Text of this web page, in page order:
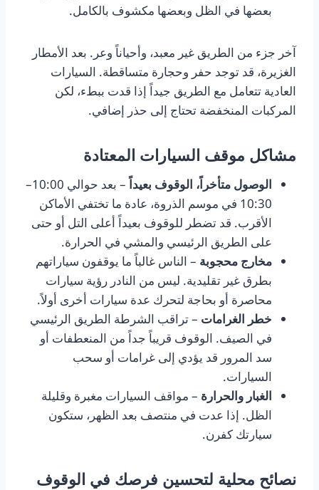
بعضها في الظل وبعضها مكشوف بالكامل.
آخر جزء من الطريق غير معبد، وأحياناً وعر. بعد الأمطار
الغزيرة، قد توجد حفر وحجارة متساقطة. السيارات
العادية تتعامل مع الطريق جيداً إذا قدت ببطء، لكن
المركبات المنخفضة تحتاج إلى حذر إضافي.
مشاكل موقف السيارات المعتادة
الوصول متأخراً، الوقوف بعيداً
– بعد حوالي 10:00–
10:30 في موسم الذروة، عادة ما تختفي الأماكن
الأقرب. قد تضطر للوقوف بعيداً أعلى التل أو حتى
على الطريق الرئيسي والمشي في الحرارة.
مخارج محجوبة – الناس غالباً ما يوقفون سياراتهم
بطرق غير تقليدية. ليس من النادر رؤية سيارات
محاصرة أو بحاجة لتحرك عدة سيارات أخرى أولاً.
خطر الغرامات – تراقب الشرطة الطريق الرئيسي
في الصيف. الوقوف قريباً جداً من المنعطفات أو
سد المرور قد يؤدي إلى غرامات أو سحب
السيارات.
الغبار والحرارة – مواقف السيارات مغبرة وقليلة
الظل. إذا عدت في منتصف بعد الظهر، ستكون
سيارتك كفرن.
نصائح محلية لتحسين فرصك في الوقوف